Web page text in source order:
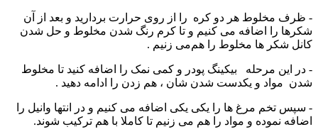
- ظرف مخلوط هر دو کره را از روی حرارت بردارید و بعد از آن
شکرها را اضافه می کنیم و تا کرم رنگ شدن مخلوط و حل شدن
کانل شکر ها مخلوط را هم‌می زنیم .
- در این مرحله بیکینگ پودر و کمی نمک را اضافه کنید تا مخلوط
شدن مواد و یکدست شدن شان ، هم زدن را ادامه دهید .
- سپس تخم مرغ ها را یکی یکی اضافه می کنیم و در انتها وانیل را
اضافه نموده و مواد را هم می زنیم تا کاملا با هم ترکیب شوند.